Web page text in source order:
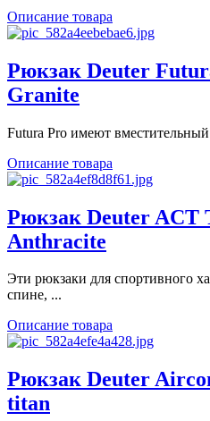
Описание товара
Рюкзак Deuter
Granite
Futura Pro имеют
Описание товара
Рюкзак Deuter ACT
Anthracite
Эти рюкзаки для спортивного
спине, ...
Описание товара
Рюкзак Deuter
titan